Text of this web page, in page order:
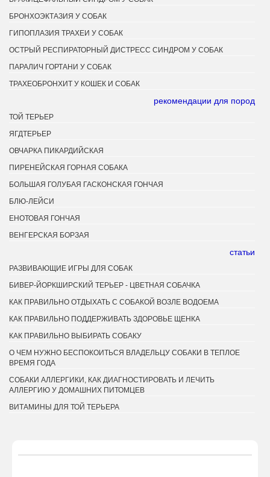
БРОНХОЭКТАЗИЯ У СОБАК
ГИПОПЛАЗИЯ ТРАХЕИ У СОБАК
ОСТРЫЙ РЕСПИРАТОРНЫЙ ДИСТРЕСС СИНДРОМ У СОБАК
ПАРАЛИЧ ГОРТАНИ У СОБАК
ТРАХЕОБРОНХИТ У КОШЕК И СОБАК
рекомендации для пород
ТОЙ ТЕРЬЕР
ЯГДТЕРЬЕР
ОВЧАРКА ПИКАРДИЙСКАЯ
ПИРЕНЕЙСКАЯ ГОРНАЯ СОБАКА
БОЛЬШАЯ ГОЛУБАЯ ГАСКОНСКАЯ ГОНЧАЯ
БЛЮ-ЛЕЙСИ
ЕНОТОВАЯ ГОНЧАЯ
ВЕНГЕРСКАЯ БОРЗАЯ
статьи
РАЗВИВАЮЩИЕ ИГРЫ ДЛЯ СОБАК
БИВЕР-ЙОРКШИРСКИЙ ТЕРЬЕР - ЦВЕТНАЯ СОБАЧКА
КАК ПРАВИЛЬНО ОТДЫХАТЬ С СОБАКОЙ ВОЗЛЕ ВОДОЕМА
КАК ПРАВИЛЬНО ПОДДЕРЖИВАТЬ ЗДОРОВЬЕ ЩЕНКА
КАК ПРАВИЛЬНО ВЫБИРАТЬ СОБАКУ
О ЧЕМ НУЖНО БЕСПОКОИТЬСЯ ВЛАДЕЛЬЦУ СОБАКИ В ТЕПЛОЕ
ВРЕМЯ ГОДА
СОБАКИ АЛЛЕРГИКИ, КАК ДИАГНОСТИРОВАТЬ И ЛЕЧИТЬ
АЛЛЕРГИЮ У ДОМАШНИХ ПИТОМЦЕВ
ВИТАМИНЫ ДЛЯ ТОЙ ТЕРЬЕРА